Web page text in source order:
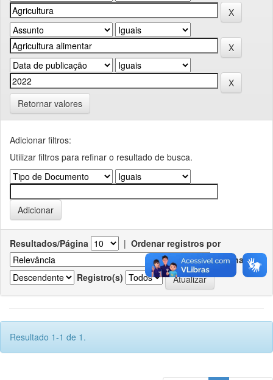
Retornar valores
Adicionar filtros:
Utilizar filtros para refinar o resultado de busca.
Resultados/Página | Ordenar registros por
Ordenar
Registro(s)
Resultado 1-1 de 1.